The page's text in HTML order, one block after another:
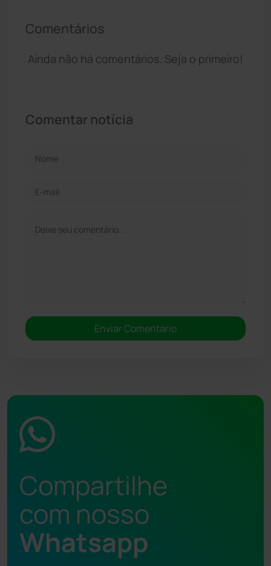
Comentários
Ainda não há comentários. Seja o primeiro!
Comentar notícia
Compartilhe
com nosso
Whatsapp